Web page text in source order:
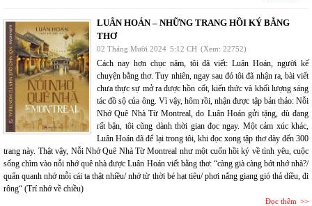
LUÂN HOÁN – NHỮNG TRANG HỒI KÝ BẰNG
THƠ
02 Tháng Mười 2024 5:12 CH (Xem: 22752)
Cách nay hơn chục năm, tôi đã viết: Luân Hoán, người kể
chuyện bằng thơ. Tuy nhiên, ngay sau đó tôi đã nhận ra, bài viết
chưa thực sự mở ra được hồn cốt, kiến thức và khối lượng sáng
tác đồ sộ của ông. Vì vậy, hôm rồi, nhận được tập bản thảo: Nỗi
Nhớ Quê Nhà Từ Montreal, do Luân Hoán gửi tặng, dù đang
rất bận, tôi cũng dành thời gian đọc ngay. Một cảm xúc khác,
Luân Hoán đã để lại trong tôi, khi đọc xong tập thơ dày đến 300
trang này. Thật vậy, Nỗi Nhớ Quê Nhà Từ Montreal như một cuốn hồi ký về tình yêu, cuộc
sống chìm vào nỗi nhớ quê nhà được Luân Hoán viết bằng thơ: “càng già càng bớt nhớ nhà?/
quẩn quanh nhớ mỗi cái ta thật nhiều/ nhớ từ thời bé hạt tiêu/ phơi nắng giang gió thả diều, đi
rông“ (Trí nhớ về chiều)
Đọc thêm